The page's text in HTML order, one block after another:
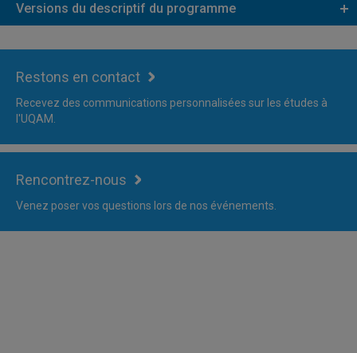
Versions du descriptif du programme
Restons en contact
Recevez des communications personnalisées sur les études à
l'UQAM.
Rencontrez-nous
Venez poser vos questions lors de nos événements.